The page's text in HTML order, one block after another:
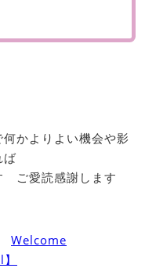
かよりよい機会や影
ば
ご愛読感謝します
Welcome